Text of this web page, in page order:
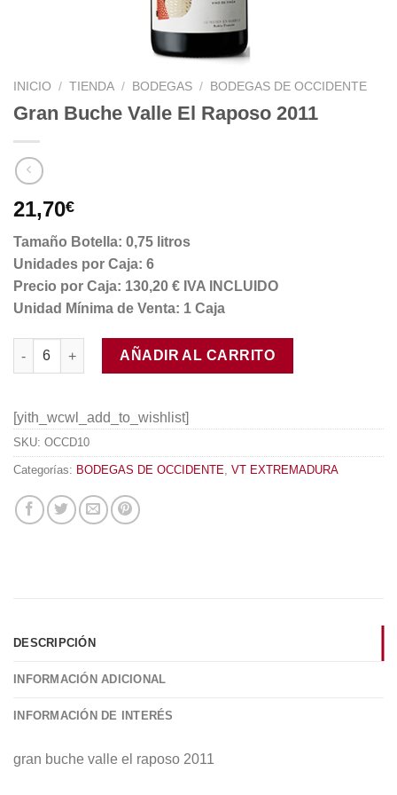
INICIO / TIENDA / BODEGAS / BODEGAS DE OCCIDENTE
Gran Buche Valle El Raposo 2011
21,70€
Tamaño Botella: 0,75 litros
Unidades por Caja: 6
Precio por Caja: 130,20 € IVA INCLUIDO
Unidad Mínima de Venta: 1 Caja
Gran Buche Valle El Raposo 2011 cantidad
AÑADIR AL CARRITO
[yith_wcwl_add_to_wishlist]
SKU: OCCD10
Categorías: BODEGAS DE OCCIDENTE, VT EXTREMADURA
DESCRIPCIÓN
INFORMACIÓN ADICIONAL
INFORMACIÓN DE INTERÉS
gran buche valle el raposo 2011